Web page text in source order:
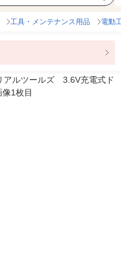
工具・メンテナンス用品 電動